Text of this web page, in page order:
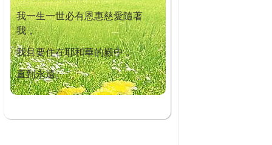
我一生一世必有恩惠慈愛隨著
我，
我且要住在耶和華的殿中，
直到永遠。